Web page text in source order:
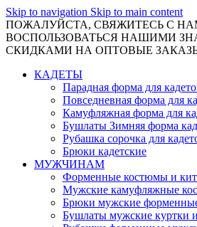
Skip to navigation Skip to main content
ПОЖАЛУЙСТА, СВЯЖИТЕСЬ С
ВОСПОЛЬЗОВАТЬСЯ НАШИМИ
СКИДКАМИ НА ОПТОВЫЕ
КАДЕТЫ
Парадная форма для
Повседневная форма для
Камуфляжная форма для
Бушлаты Зимняя форма
Рубашка сорочка для
Брюки кадетские
МУЖЧИНАМ
Форменные костюмы и
Мужские камуфляжные
Брюки мужские
Бушлаты мужские куртки